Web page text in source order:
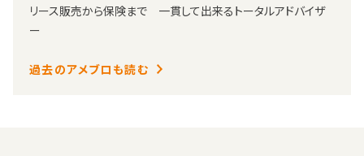
リース販売から保険まで 一貫して出来るトータルアドバイザ
ー
過去のアメブロも読む